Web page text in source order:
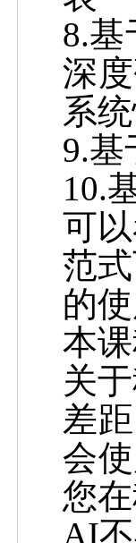
8.
深
系
9.基
10.
可
范
的
本
关
差
会
您
AI